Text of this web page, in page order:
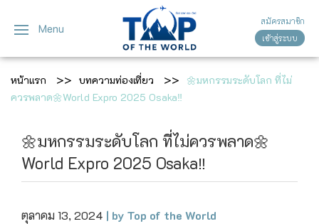
Menu
สมัครสมาชิก
เข้าสู่ระบบ
หน้าแรก บทความท่องเที่ยว
🌼มหกรรมระดับโลก ที่ไม่
ควรพลาด🌼World Expro 2025 Osaka‼️
🌼มหกรรมระดับโลก ที่ไม่ควรพลาด🌼
World Expro 2025 Osaka‼️
ตุลาคม 13, 2024 | by Top of the World
ญี่ปุ่นทัวร์ญี่ปุ่น
โตเกียว
เกียวโต
เวียดนาม
ทัวร์เวียดนาม